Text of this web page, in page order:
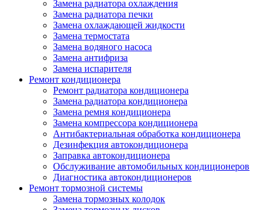
Замена радиатора охлаждения
Замена радиатора печки
Замена охлаждающей жидкости
Замена термостата
Замена водяного насоса
Замена антифриза
Замена испарителя
Ремонт кондиционера
Ремонт радиатора кондиционера
Замена радиатора кондиционера
Замена ремня кондиционера
Замена компрессора кондиционера
Антибактериальная обработка кондиционера
Дезинфекция автокондиционера
Заправка автокондиционера
Обслуживание автомобильных кондиционеров
Диагностика автокондиционеров
Ремонт тормозной системы
Замена тормозных колодок